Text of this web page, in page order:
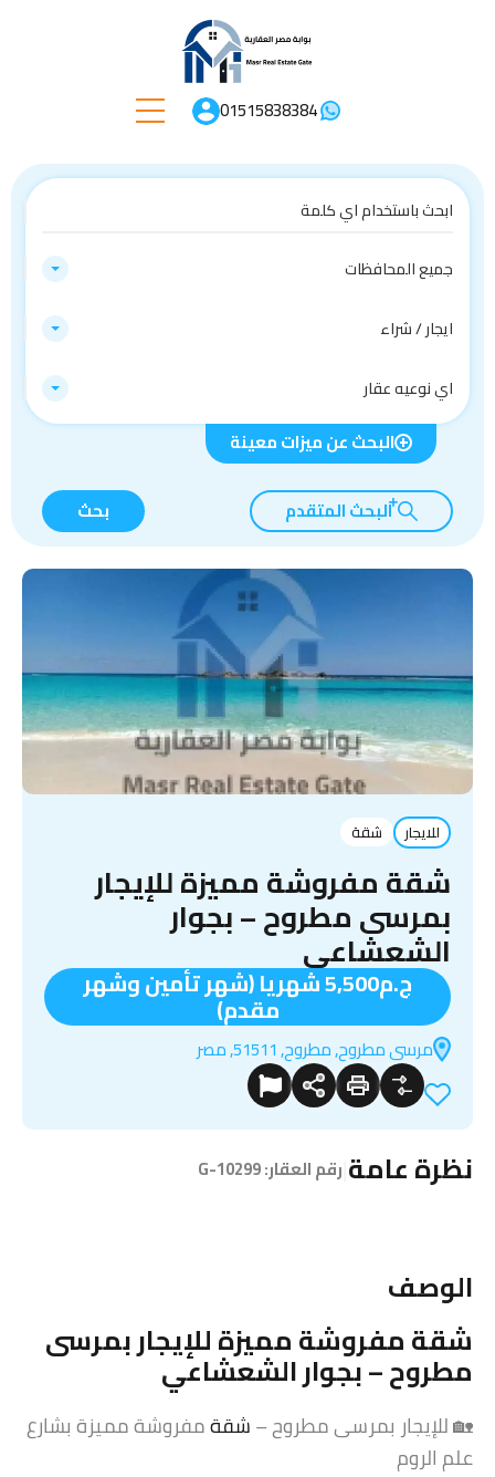
01515838384
جميع المحافظات
ايجار / شراء
اي نوعيه عقار
البحث عن ميزات معينة
البحث المتقدم بحث
للايجار شقة
شقة مفروشة مميزة للإيجار
بمرسى مطروح – بجوار
الشعشاعي
ج.م5,500 شهريا (شهر تأمين وشهر
مقدم)
مرسى مطروح, مطروح, 51511, مصر
نظرة عامة رقم العقار:G-10299
الوصف
شقةمفروشة مميزة للإيجار بمرسى
مطروح – بجوار الشعشاعي
🏡 للإيجار بمرسى مطروح –شقةمفروشة مميزة بشارع
علم الروم